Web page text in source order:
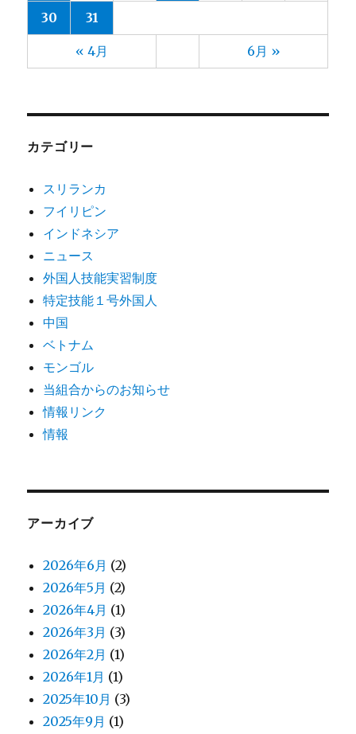
« 4月 6月 »
30 31
カテゴリー
スリランカ
フイリピン
インドネシア
ニュース
外国人技能実習制度
特定技能１号外国人
中国
ベトナム
モンゴル
当組合からのお知らせ
情報リンク
情報
アーカイブ
2026年6月 (2)
2026年5月 (2)
2026年4月 (1)
2026年3月 (3)
2026年2月 (1)
2026年1月 (1)
2025年10月 (3)
2025年9月 (1)